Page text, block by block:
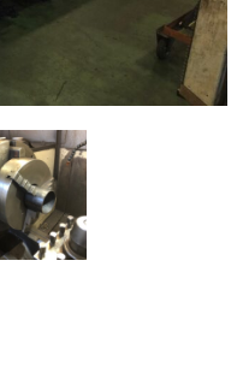
パルスMAG/MIG溶接機 DP-
ーコス 4軸マシニングセンター
機 立形マシニングセンター
機 立形マシニングセンター